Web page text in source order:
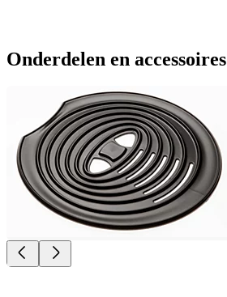
Onderdelen en accessoires